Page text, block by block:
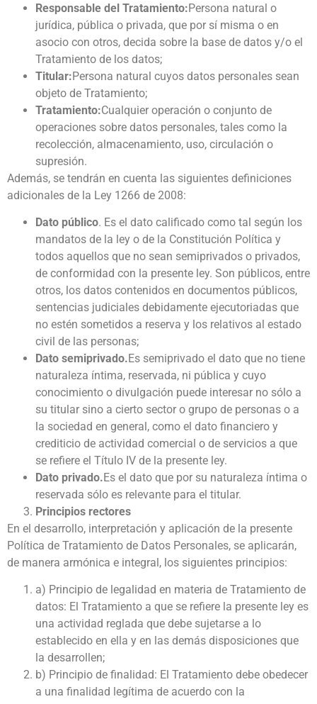
Responsable del Tratamiento:Persona natural o
jurídica, pública o privada, que por sí misma o en
asocio con otros, decida sobre la base de datos y/o el
Tratamiento de los datos;
Titular:Persona natural cuyos datos personales sean
objeto de Tratamiento;
Tratamiento:Cualquier operación o conjunto de
operaciones sobre datos personales, tales como la
recolección, almacenamiento, uso, circulación o
supresión.
Además, se tendrán en cuenta las siguientes definiciones
adicionales de la Ley 1266 de 2008:
Dato público. Es el dato calificado como tal según los
mandatos de la ley o de la Constitución Política y
todos aquellos que no sean semiprivados o privados,
de conformidad con la presente ley. Son públicos, entre
otros, los datos contenidos en documentos públicos,
sentencias judiciales debidamente ejecutoriadas que
no estén sometidos a reserva y los relativos al estado
civil de las personas;
Dato semiprivado.Es semiprivado el dato que no tiene
naturaleza íntima, reservada, ni pública y cuyo
conocimiento o divulgación puede interesar no sólo a
su titular sino a cierto sector o grupo de personas o a
la sociedad en general, como el dato financiero y
crediticio de actividad comercial o de servicios a que
se refiere el Título IV de la presente ley.
Dato privado.Es el dato que por su naturaleza íntima o
reservada sólo es relevante para el titular.
Principios rectores
En el desarrollo, interpretación y aplicación de la presente
Política de Tratamiento de Datos Personales, se aplicarán,
de manera armónica e integral, los siguientes principios:
a) Principio de legalidad en materia de Tratamiento de
datos: El Tratamiento a que se refiere la presente ley es
una actividad reglada que debe sujetarse a lo
establecido en ella y en las demás disposiciones que
la desarrollen;
b) Principio de finalidad: El Tratamiento debe obedecer
a una finalidad legítima de acuerdo con la